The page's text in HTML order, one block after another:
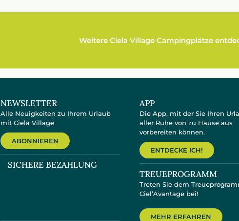
Weitere Ciela Village Campingplätze
NEWSLETTER
Alle Neuigkeiten zu Ihrem Urlaub
mit Ciela Village
ABONNIEREN
SICHERE BEZAHLUNG
APP
Die App, mit der Sie Ihren
aller Ruhe von zu Hause aus
vorbereiten können.
ENTDECKE ICH!
TREUEPROGRAMM
Treten Sie dem
Ciel’Avantage bei!
MEHR ERFAHREN